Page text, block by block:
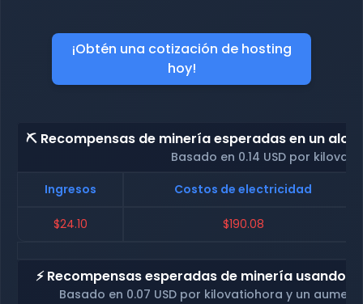
¡Obtén una cotización de hosting
hoy!
⛏️ Recompensas de minería esperadas en un
Basado en 0.14 USD por
Ingresos
Costos de electricidad
$24.10 $190.08
⚡ Recompensas esperadas de minería usando
Basado en 0.07 USD por kilovatiohora y un